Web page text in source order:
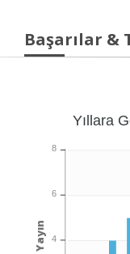
Başarılar &
Yıllara
8
6
4
Yayın